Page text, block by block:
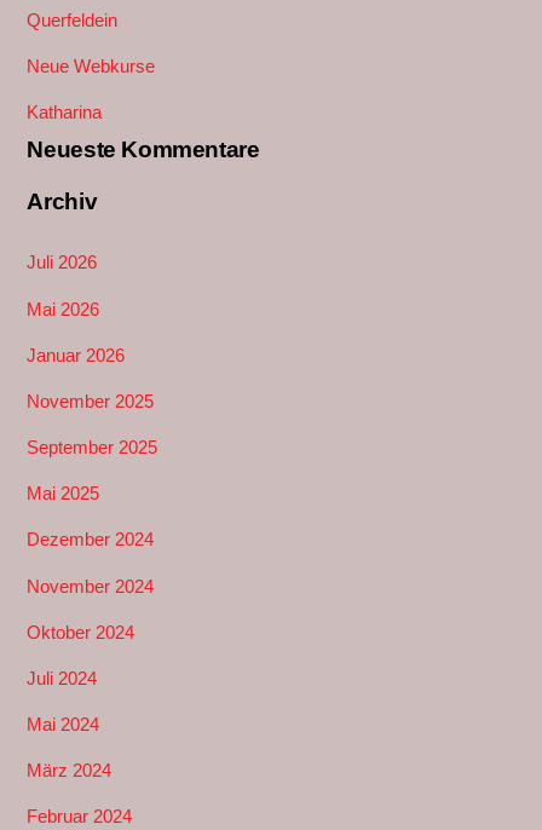
Querfeldein
Neue Webkurse
Katharina
Neueste Kommentare
Archiv
Juli 2026
Mai 2026
Januar 2026
November 2025
September 2025
Mai 2025
Dezember 2024
November 2024
Oktober 2024
Juli 2024
Mai 2024
März 2024
Februar 2024